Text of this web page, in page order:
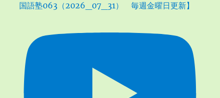
国語塾063（2026_07_31） 毎週金曜日更新】